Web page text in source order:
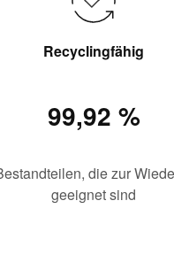
Recyclingfähig
99,92 %
die zur
geeignet sind